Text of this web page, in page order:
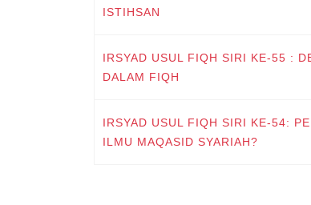
ISTIHSAN
IRSYAD USUL FIQH SIRI KE-55 :
DALAM FIQH
IRSYAD USUL FIQH SIRI KE-54:
ILMU MAQASID SYARIAH?